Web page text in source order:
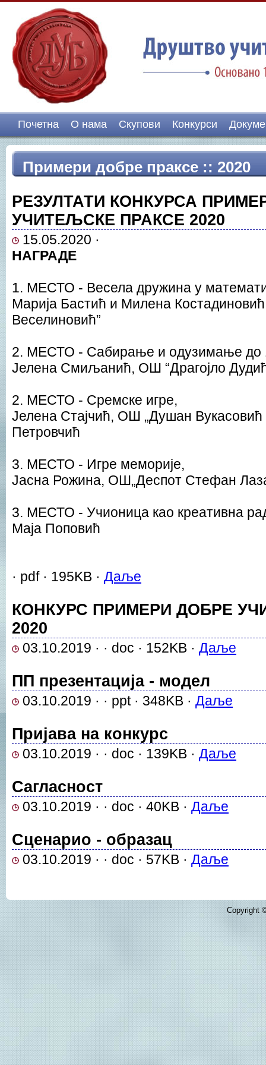
Почетна О нама Скупови Конкурси
Примери добре праксе :: 2020
РЕЗУЛТАТИ КОНКУРСА
УЧИТЕЉСКЕ ПРАКСЕ 2020
15.05.2020 ·
НАГРАДЕ
1. МЕСТО - Весела дружина у
Марија Бастић и Милена
Веселиновић”
2. МЕСТО - Сабирање и одузимање до
Јелена Смиљанић, ОШ “Драгојло
2. МЕСТО - Сремске игре,
Јелена Стајчић, ОШ „Душан Вукасовић
Петровчић
3. МЕСТО - Игре меморије,
Јасна Рожина, ОШ„Деспот Стефан
3. МЕСТО - Учионица као креативна
Маја Поповић
· pdf · 195KB · Даље
КОНКУРС ПРИМЕРИ ДОБРЕ
2020
03.10.2019 · · doc · 152KB · Даље
ПП презентација - модел
03.10.2019 · · ppt · 348KB · Даље
Пријава на конкурс
03.10.2019 · · doc · 139KB · Даље
Сагласност
03.10.2019 · · doc · 40KB · Даље
Сценарио - образац
03.10.2019 · · doc · 57KB · Даље
Copyright